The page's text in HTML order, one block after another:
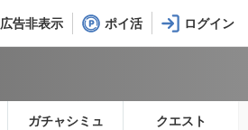
広告非表示 ポイ活
ガチャシミュ クエスト